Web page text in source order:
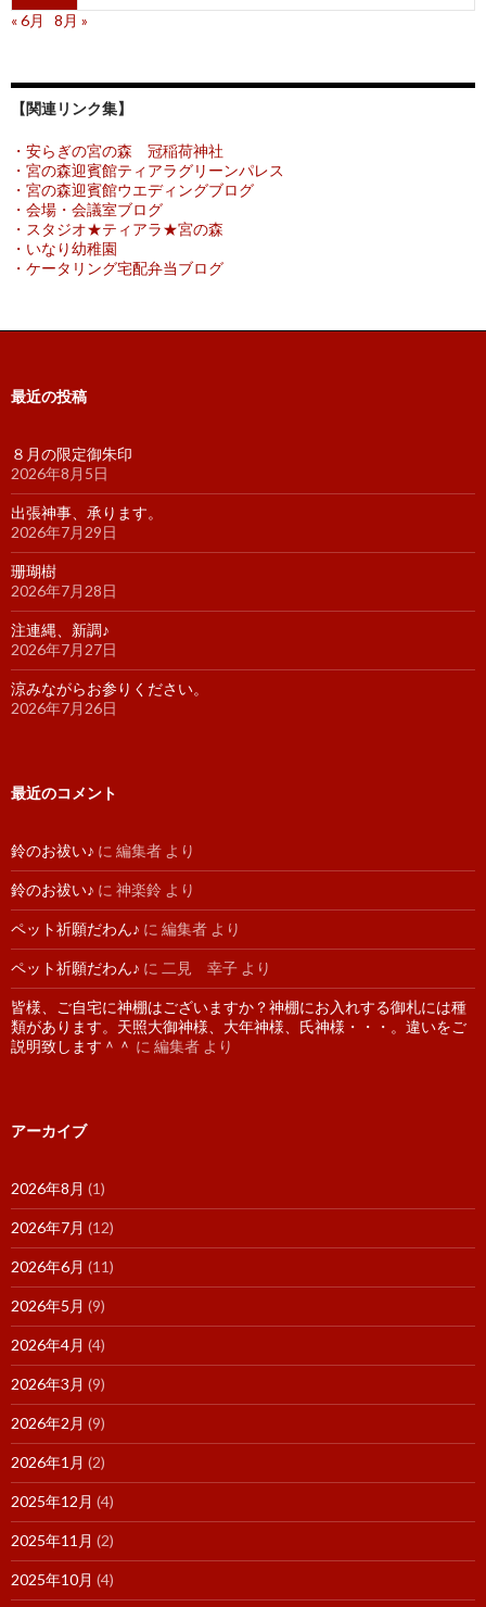
« 6月
8月 »
【関連リンク集】
・安らぎの宮の森 冠稲荷神社
・宮の森迎賓館ティアラグリーンパレス
・宮の森迎賓館ウエディングブログ
・会場・会議室ブログ
・スタジオ★ティアラ★宮の森
・いなり幼稚園
・ケータリング宅配弁当ブログ
最近の投稿
８月の限定御朱印
2026年8月5日
出張神事、承ります。
2026年7月29日
珊瑚樹
2026年7月28日
注連縄、新調♪
2026年7月27日
涼みながらお参りください。
2026年7月26日
最近のコメント
鈴のお祓い♪ に 編集者 より
鈴のお祓い♪ に 神楽鈴 より
ペット祈願だわん♪ に 編集者 より
ペット祈願だわん♪ に 二見 幸子 より
皆様、ご自宅に神棚はございますか？神棚にお入れする御札には種
類があります。天照大御神様、大年神様、氏神様・・・。違いをご
説明致します＾＾ に 編集者 より
アーカイブ
2026年8月 (1)
2026年7月 (12)
2026年6月 (11)
2026年5月 (9)
2026年4月 (4)
2026年3月 (9)
2026年2月 (9)
2026年1月 (2)
2025年12月 (4)
2025年11月 (2)
2025年10月 (4)